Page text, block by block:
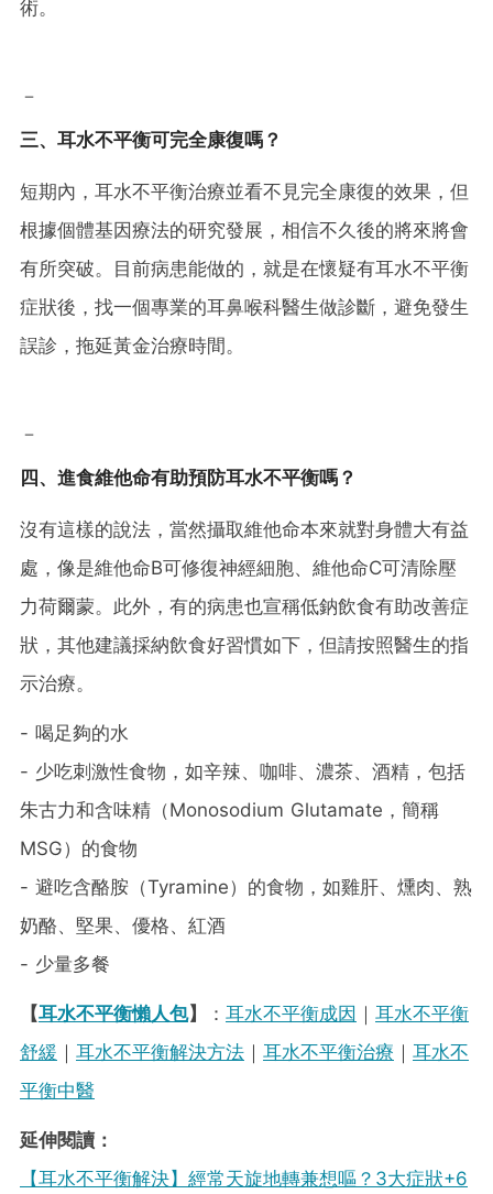
術。
－
三、耳水不平衡可完全康復嗎？
短期內，耳水不平衡治療並看不見完全康復的效果，但
根據個體基因療法的研究發展，相信不久後的將來將會
有所突破。目前病患能做的，就是在懷疑有耳水不平衡
症狀後，找一個專業的耳鼻喉科醫生做診斷，避免發生
誤診，拖延黃金治療時間。
－
四、進食維他命有助預防耳水不平衡嗎？
沒有這樣的說法，當然攝取維他命本來就對身體大有益
處，像是維他命B可修復神經細胞、維他命C可清除壓
力荷爾蒙。此外，有的病患也宣稱低鈉飲食有助改善症
狀，其他建議採納飲食好習慣如下，但請按照醫生的指
示治療。
- 喝足夠的水
- 少吃刺激性食物，如辛辣、咖啡、濃茶、酒精，包括
朱古力和含味精（Monosodium Glutamate，簡稱
MSG）的食物
- 避吃含酪胺（Tyramine）的食物，如雞肝、燻肉、熟
奶酪、堅果、優格、紅酒
- 少量多餐
【耳水不平衡懶人包】 ： 耳水不平衡成因 ｜ 耳水不平衡
舒緩 ｜ 耳水不平衡解決方法 ｜ 耳水不平衡治療 ｜ 耳水不
平衡中醫
延伸閱讀：
【耳水不平衡解決】經常天旋地轉兼想嘔？3大症狀+6